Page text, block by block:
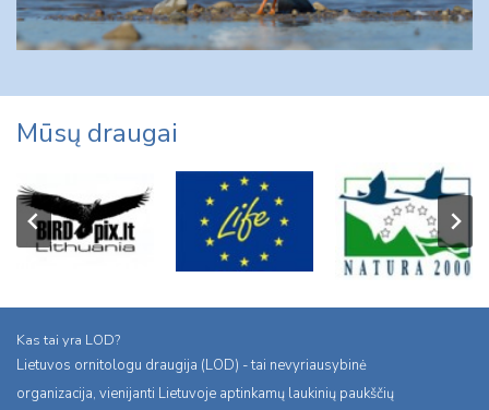
Mūsų draugai
Kas tai yra LOD?
Lietuvos ornitologu draugija (LOD) - tai nevyriausybinė
organizacija, vienijanti Lietuvoje aptinkamų laukinių paukščių